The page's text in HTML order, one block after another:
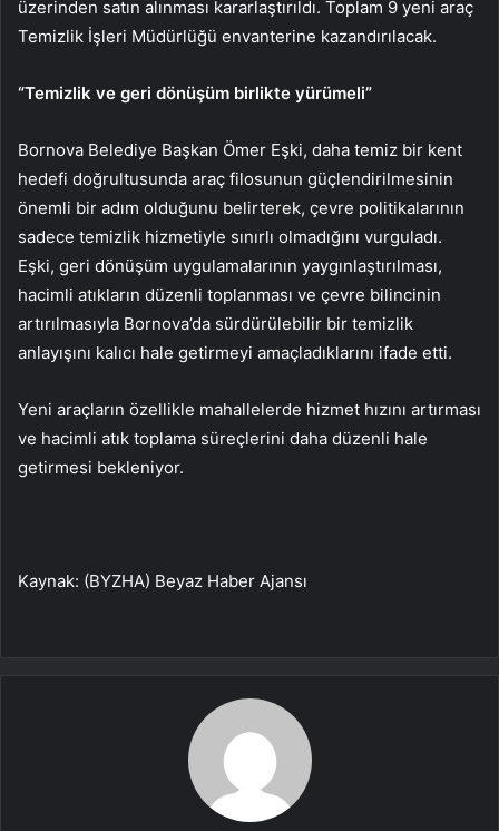
üzerinden satın alınması kararlaştırıldı. Toplam 9 yeni araç
Temizlik İşleri Müdürlüğü envanterine kazandırılacak.
“Temizlik ve geri dönüşüm birlikte yürümeli”
Bornova Belediye Başkan Ömer Eşki, daha temiz bir kent
hedefi doğrultusunda araç filosunun güçlendirilmesinin
önemli bir adım olduğunu belirterek, çevre politikalarının
sadece temizlik hizmetiyle sınırlı olmadığını vurguladı.
Eşki, geri dönüşüm uygulamalarının yaygınlaştırılması,
hacimli atıkların düzenli toplanması ve çevre bilincinin
artırılmasıyla Bornova’da sürdürülebilir bir temizlik
anlayışını kalıcı hale getirmeyi amaçladıklarını ifade etti.
Yeni araçların özellikle mahallelerde hizmet hızını artırması
ve hacimli atık toplama süreçlerini daha düzenli hale
getirmesi bekleniyor.
Kaynak: (BYZHA) Beyaz Haber Ajansı